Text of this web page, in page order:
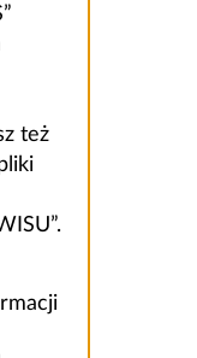
też